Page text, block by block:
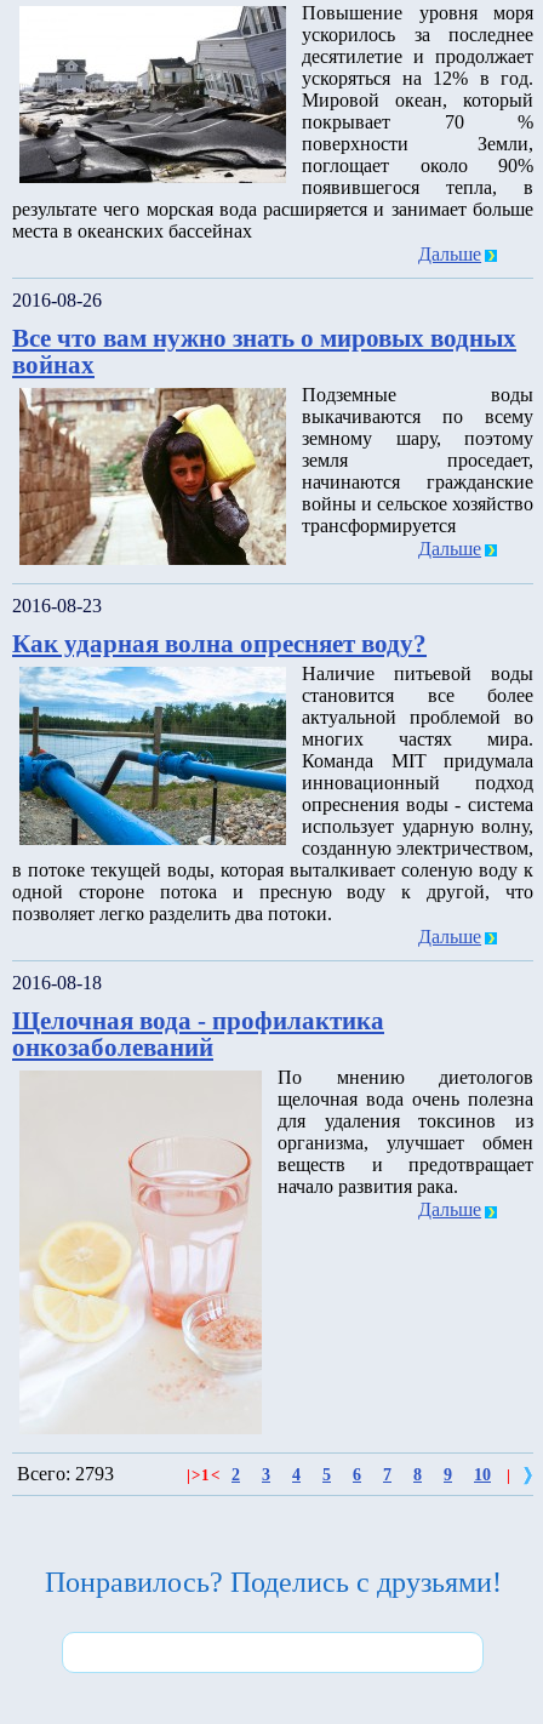
Повышение уровня моря
ускорилось за последнее
десятилетие и продолжает
ускоряться на 12% в год.
Мировой океан, который
покрывает 70 %
поверхности Земли,
поглощает около 90%
появившегося тепла, в
результате чего морская вода расширяется и занимает больше
места в океанских бассейнах
Дальше
2016-08-26
Все что вам нужно знать о мировых водных
войнах
Подземные воды
выкачиваются по всему
земному шару, поэтому
земля проседает,
начинаются гражданские
войны и сельское хозяйство
трансформируется
Дальше
2016-08-23
Как ударная волна опресняет воду?
Наличие питьевой воды
становится все более
актуальной проблемой во
многих частях мира.
Команда MIT придумала
инновационный подход
опреснения воды - система
использует ударную волну,
созданную электричеством,
в потоке текущей воды, которая выталкивает соленую воду к
одной стороне потока и пресную воду к другой, что
позволяет легко разделить два потоки.
Дальше
2016-08-18
Щелочная вода - профилактика
онкозаболеваний
По мнению диетологов
щелочная вода очень полезна
для удаления токсинов из
организма, улучшает обмен
веществ и предотвращает
начало развития рака.
Дальше
Всего: 2793 >1< 2 3 4 5 6 7 8 9 10
Понравилось? Поделись с друзьями!